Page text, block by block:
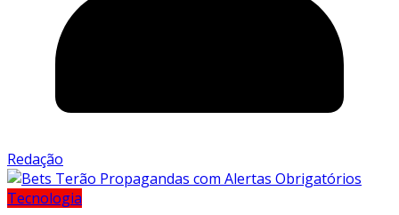
Redação
Tecnologia